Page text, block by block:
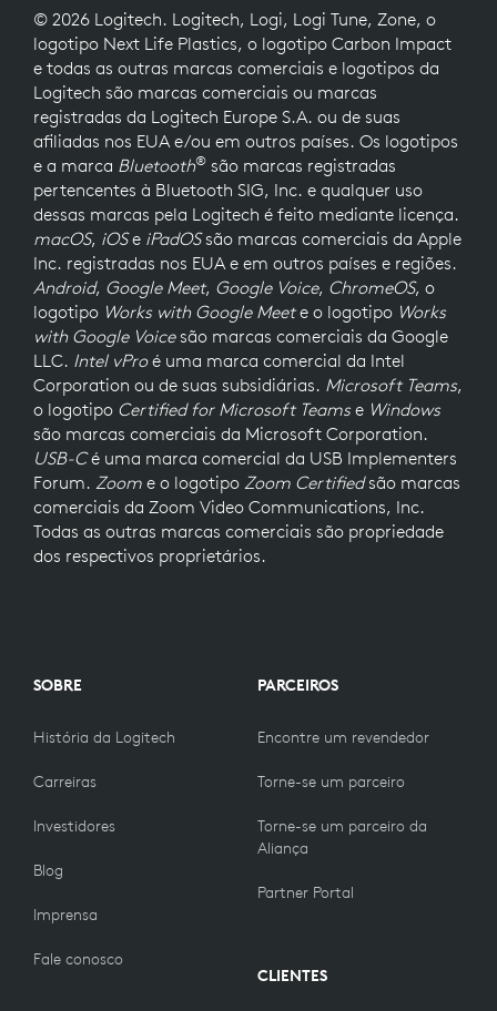
© 2026 Logitech. Logitech, Logi, Logi Tune, Zone, o
logotipo Next Life Plastics, o logotipo Carbon Impact
e todas as outras marcas comerciais e logotipos da
Logitech são marcas comerciais ou marcas
registradas da Logitech Europe S.A. ou de suas
afiliadas nos EUA e/ou em outros países. Os logotipos
e a marca Bluetooth® são marcas registradas
pertencentes à Bluetooth SIG, Inc. e qualquer uso
dessas marcas pela Logitech é feito mediante licença.
macOS, iOSe iPadOSsão marcas comerciais da Apple
Inc. registradas nos EUA e em outros países e regiões.
Android, Google Meet, Google Voice, ChromeOS, o
logotipo Works with Google Meete o logotipo Works
with Google Voicesão marcas comerciais da Google
LLC. Intel vProé uma marca comercial da Intel
Corporation ou de suas subsidiárias. Microsoft Teams,
o logotipo Certified for Microsoft Teamse Windows
são marcas comerciais da Microsoft Corporation.
USB-Cé uma marca comercial da USB Implementers
Forum. Zoom e o logotipo Zoom Certifiedsão marcas
comerciais da Zoom Video Communications, Inc.
Todas as outras marcas comerciais são propriedade
dos respectivos proprietários.
SOBRE
História da Logitech
Carreiras
Investidores
Blog
Imprensa
Fale conosco
PARCEIROS
Encontre um revendedor
Torne-se um parceiro
Torne-se um parceiro da
Aliança
Partner Portal
CLIENTES